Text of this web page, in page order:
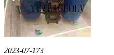
2023-07-173